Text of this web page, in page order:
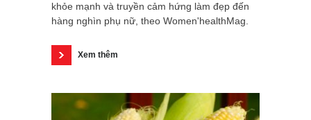
khỏe mạnh và truyền cảm hứng làm đẹp đến
hàng nghìn phụ nữ, theo Women'healthMag.
Xem thêm